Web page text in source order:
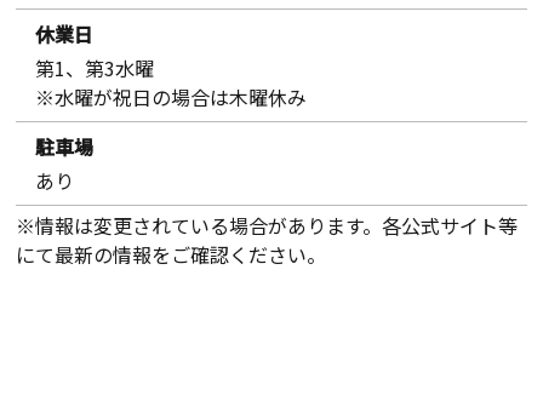
休業日
第1、第3水曜
※水曜が祝日の場合は木曜休み
駐車場
あり
※情報は変更されている場合があります。各公式サイト等
にて最新の情報をご確認ください。